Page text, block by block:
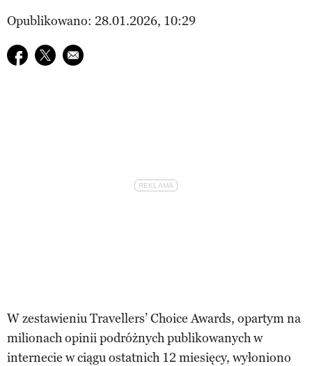
Opublikowano: 28.01.2026, 10:29
Udostępnij na facebook
Udostępnij na twitter
E-mail do przyjaciela
W zestawieniu Travellers’ Choice Awards, opartym na
milionach opinii podróżnych publikowanych w
internecie w ciągu ostatnich 12 miesięcy, wyłoniono